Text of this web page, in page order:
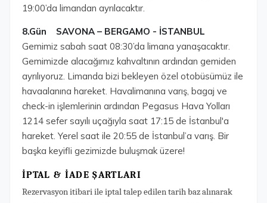
19:00’da limandan ayrılacaktır.
8.Gün SAVONA – BERGAMO - İSTANBUL
Gemimiz sabah saat 08:30’da limana yanaşacaktır.
Gemimizde alacağımız kahvaltının ardından gemiden
ayrılıyoruz. Limanda bizi bekleyen özel otobüsümüz ile
havaalanına hareket. Havalimanına varış, bagaj ve
check-in işlemlerinin ardından Pegasus Hava Yolları
1214 sefer sayılı uçağıyla saat 17:15 de İstanbul'a
hareket. Yerel saat ile 20:55 de İstanbul’a varış. Bir
başka keyifli gezimizde buluşmak üzere!
İPTAL & İADE ŞARTLARI
Rezervasyon itibari ile iptal talep edilen tarih baz alınarak